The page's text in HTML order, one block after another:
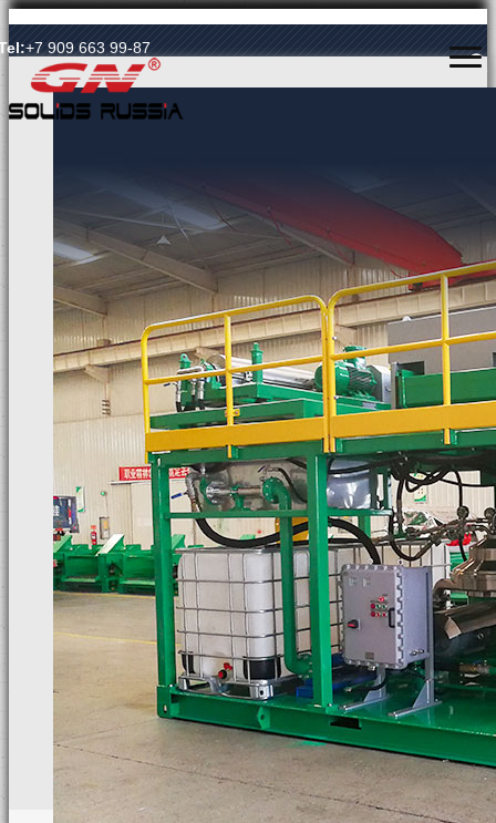
+7 909 663 99-87
О КОМПАНИИ
ВИДЕО НОВОСТИ КОНТАКТЫ